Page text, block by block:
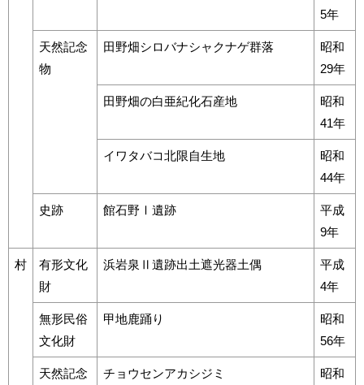
5年
天然記念
物
田野畑シロバナシャクナゲ群落
昭和
29年
田野畑の白亜紀化石産地
昭和
41年
イワタバコ北限自生地
昭和
44年
史跡 館石野Ⅰ遺跡
平成
9年
村
有形文化
財
浜岩泉Ⅱ遺跡出土遮光器土偶
平成
4年
無形民俗
文化財
甲地鹿踊り
昭和
56年
天然記念
チョウセンアカシジミ
昭和